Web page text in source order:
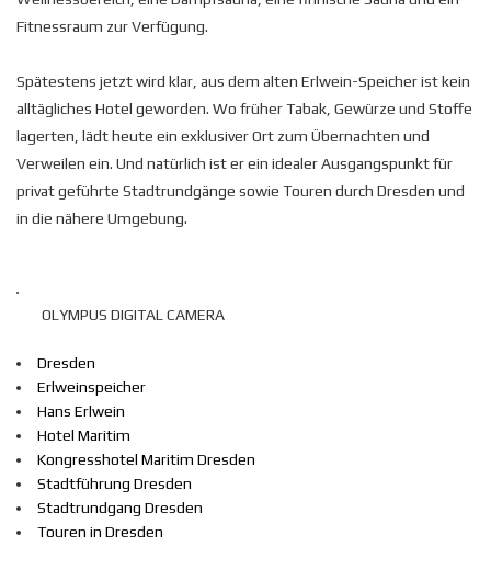
Fitnessraum zur Verfügung.
Spätestens jetzt wird klar, aus dem alten Erlwein-Speicher ist kein
alltägliches Hotel geworden. Wo früher Tabak, Gewürze und Stoffe
lagerten, lädt heute ein exklusiver Ort zum Übernachten und
Verweilen ein. Und natürlich ist er ein idealer Ausgangspunkt für
privat geführte Stadtrundgänge sowie Touren durch Dresden und
in die nähere Umgebung.
OLYMPUS DIGITAL CAMERA
Dresden
Erlweinspeicher
Hans Erlwein
Hotel Maritim
Kongresshotel Maritim Dresden
Stadtführung Dresden
Stadtrundgang Dresden
Touren in Dresden